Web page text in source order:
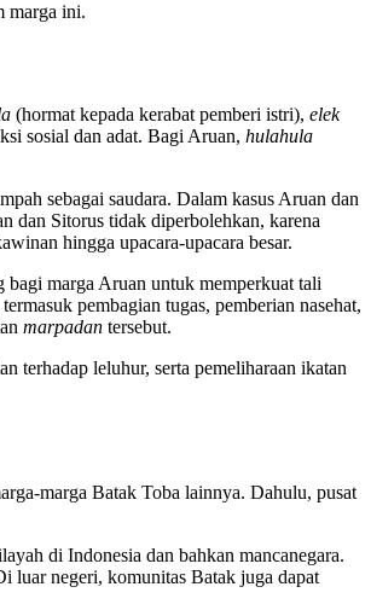
marga ini.
(hormat kepada kerabat pemberi istri), elek
sosial dan adat. Bagi Aruan, hulahula
sebagai saudara. Dalam kasus Aruan dan
dan Sitorus tidak diperbolehkan, karena
hingga upacara-upacara besar.
bagi marga Aruan untuk memperkuat tali
pembagian tugas, pemberian nasehat,
marpadan tersebut.
terhadap leluhur, serta pemeliharaan ikatan
marga Batak Toba lainnya. Dahulu, pusat
di Indonesia dan bahkan mancanegara.
luar negeri, komunitas Batak juga dapat